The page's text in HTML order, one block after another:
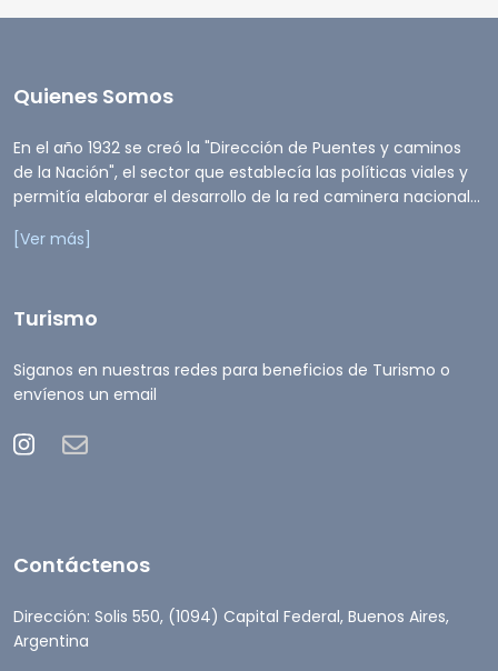
Quienes Somos
En el año 1932 se creó la "Dirección de Puentes y caminos
de la Nación", el sector que establecía las políticas viales y
permitía elaborar el desarrollo de la red caminera nacional...
[Ver más]
Turismo
Siganos en nuestras redes para beneficios de Turismo o
envíenos un email
Contáctenos
Dirección: Solis 550, (1094) Capital Federal, Buenos Aires,
Argentina